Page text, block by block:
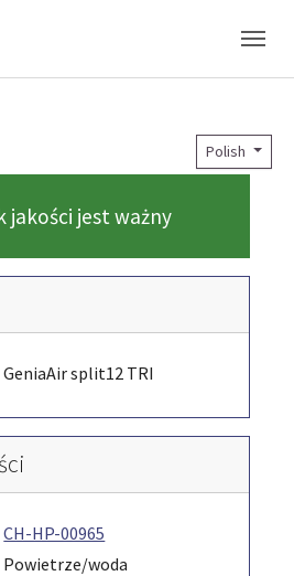
Polish
jakości jest ważny
GeniaAir split12 TRI
CH-HP-00965
Powietrze/woda